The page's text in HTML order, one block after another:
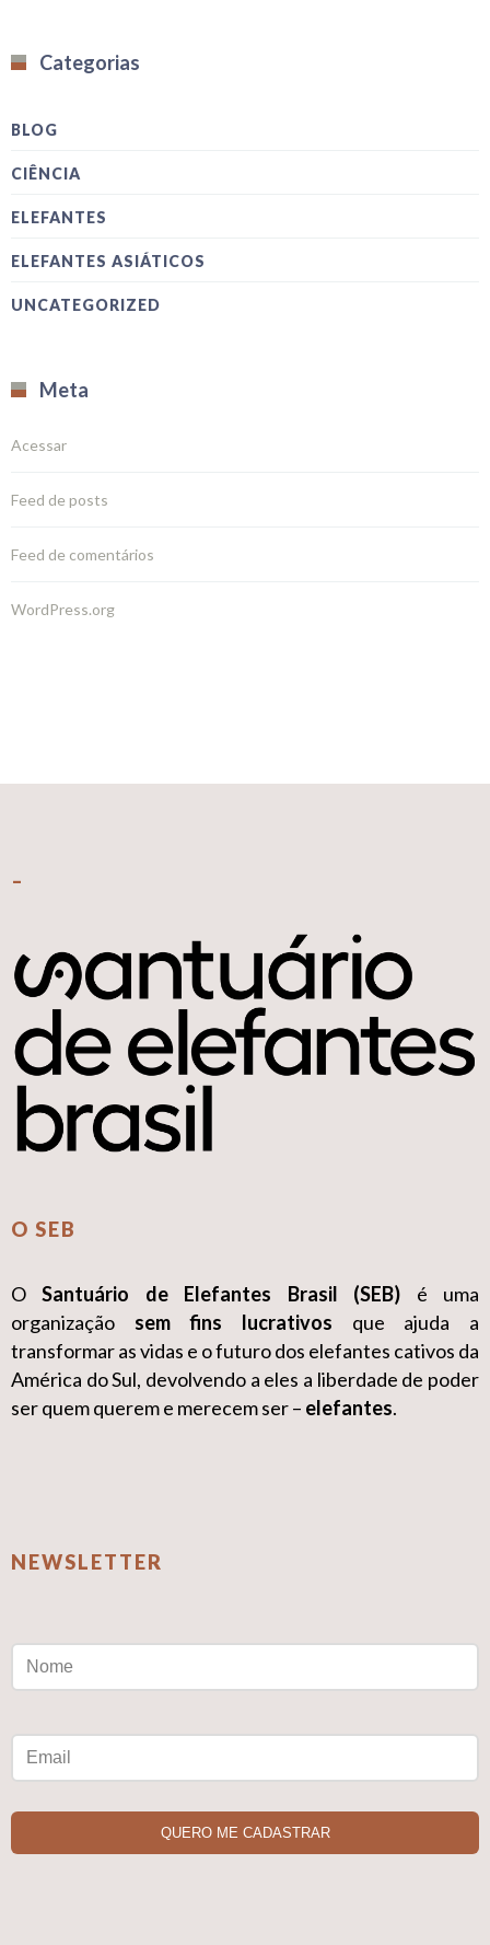
Categorias
BLOG
CIÊNCIA
ELEFANTES
ELEFANTES ASIÁTICOS
UNCATEGORIZED
Meta
Acessar
Feed de posts
Feed de comentários
WordPress.org
–
O SEB
OSantuário de Elefantes Brasil (SEB) é uma
organização sem fins lucrativos que ajuda a
transformar as vidas e o futuro dos elefantes cativos da
América do Sul, devolvendo a eles a liberdade de poder
ser quem querem e merecem ser – elefantes.
NEWSLETTER
QUERO ME CADASTRAR